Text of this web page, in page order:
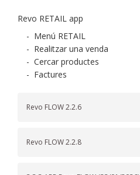
Revo RETAIL app
- Menú RETAIL
- Realitzar una venda
- Cercar productes
- Factures
Revo FLOW 2.2.6
Revo FLOW 2.2.8